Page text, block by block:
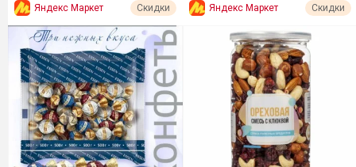
Яндекс Маркет Скидки Яндекс Маркет Скидки